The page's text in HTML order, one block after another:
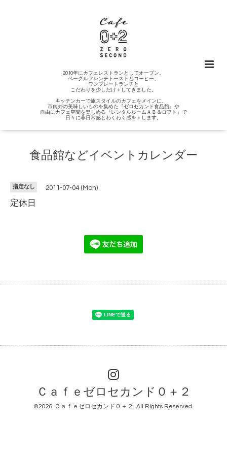
2010年にカフェレストランとしてオープン。
ベーグルフレンチトーストとコーヒー、
ワンプレートランチと
こだわりを少しだけ＋してきました。
キッチンカーで旅スタイルのカフェをメインに、
市内外の美味しいものを集めた『ゼロセカンド食品館』や
自由にカフェ空間を楽しめる『レンタルルームＡＢ＆ロフト』で
日々に非日常感とわくわく感を＋します。
食品館などイベントカレンダー
指定なし 2011-07-04 (Mon)
定休日
Ｃａｆｅゼロセカンド０＋２
©2026 Ｃａｆｅゼロセカンド０＋２ . All Rights Reserved.